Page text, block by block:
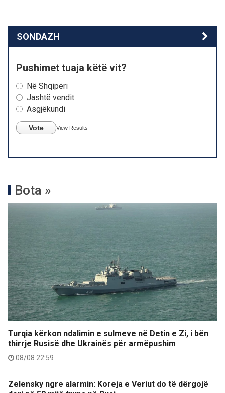
SONDAZH
Pushimet tuaja këtë vit?
Në Shqipëri
Jashtë vendit
Asgjëkundi
Vote View Results
Bota »
Turqia kërkon ndalimin e sulmeve në Detin e Zi, i bën
thirrje Rusisë dhe Ukrainës për armëpushim
08/08 22:59
Zelensky ngre alarmin: Koreja e Veriut do të dërgojë